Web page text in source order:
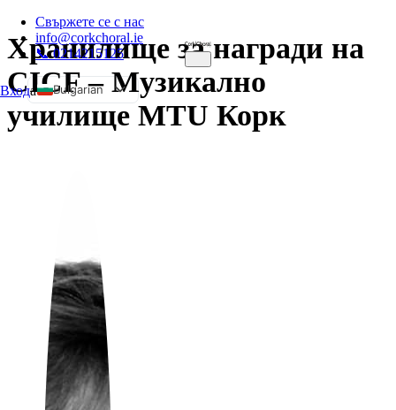
Свържете се с нас
info@corkchoral.ie
📞 0214215125
Входа
Bulgarian
English
Estonian
French
Hungarian
Italian
Polish
Portuguese
Хранилище за награди на
CICF – Музикално
училище MTU Корк